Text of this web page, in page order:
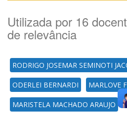
Utilizada por 16
de relevância
RODRIGO JOSEMAR SEMINOTI
ODERLEI BERNARDI MARLOVE
MARISTELA MACHADO ARAUJO